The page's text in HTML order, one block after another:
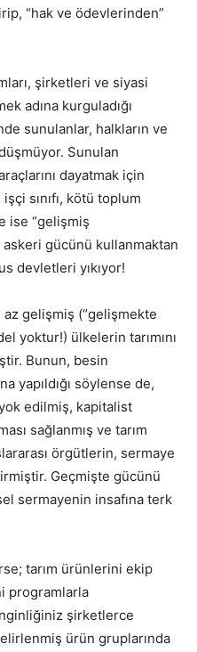
“hak ve ödevlerinden”
şirketleri ve siyasi
adına kurguladığı
sunulanlar, halkların ve
Sunulan
dayatmak için
sınıfı, kötü toplum
ise “gelişmiş
gücünü kullanmaktan
devletleri yıkıyor!
gelişmiş (“gelişmekte
yoktur!) ülkelerin tarımını
Bunun, besin
yapıldığı söylense de,
edilmiş, kapitalist
sağlanmış ve tarım
örgütlerin, sermaye
Geçmişte gücünü
sermayenin insafına terk
tarım ürünlerini ekip
programlarla
şirketlerce
ürün gruplarında